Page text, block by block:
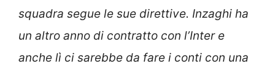
squadra segue le sue direttive. Inzaghi ha
un altro anno di contratto con l’Inter e
anche lì ci sarebbe da fare i conti con una